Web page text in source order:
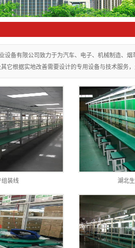
设备有限公司致力于为汽车、电子、机械制造、
它根据实地改善需要设计的专用设备与技术服务
组装线 湖北